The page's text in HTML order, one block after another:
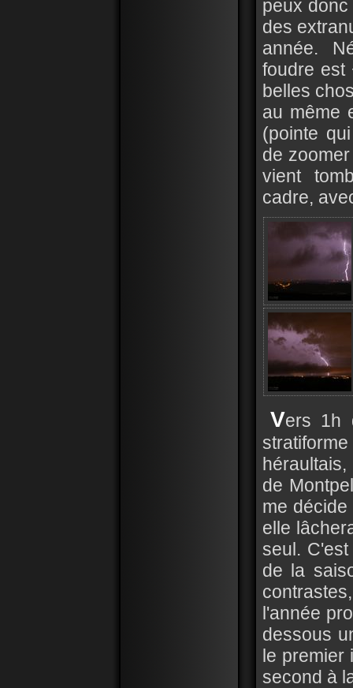
peux
des
année.
foudre est
belles
au même
(pointe
de
vient
cadre,
Vers 1h
de
me
elle
seul.
de la
l'année
dessous
le premier
second à